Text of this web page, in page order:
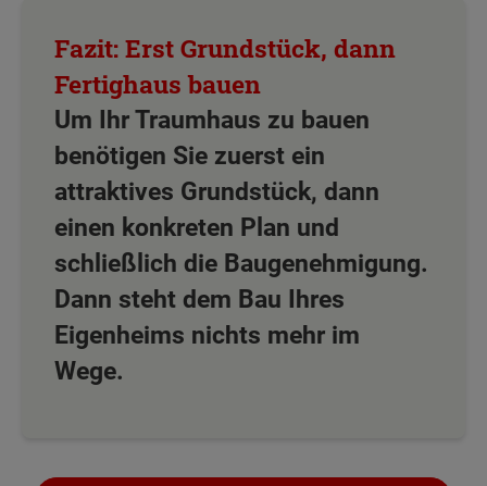
Um Ihr Traumhaus zu bauen
benötigen Sie zuerst ein
attraktives Grundstück, dann
einen konkreten Plan und
schließlich die Baugenehmigung.
Dann steht dem Bau Ihres
Eigenheims nichts mehr im
Wege.